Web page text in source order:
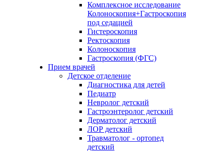
Комплексное исследование
Колоноскопия+Гастроскопия
под седацией
Гистероскопия
Ректоскопия
Колоноскопия
Гастроскопия (ФГС)
Прием врачей
Детское отделение
Диагностика для детей
Педиатр
Невролог детский
Гастроэнтеролог детский
Дерматолог детский
ЛОР детский
Травматолог - ортопед
детский